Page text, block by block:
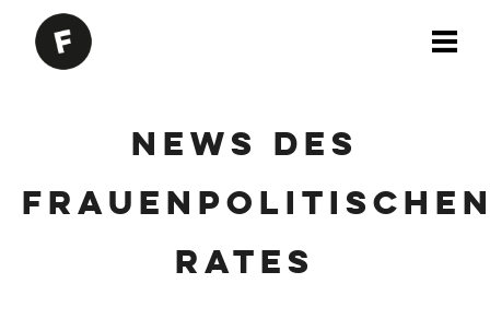
News des
Rates